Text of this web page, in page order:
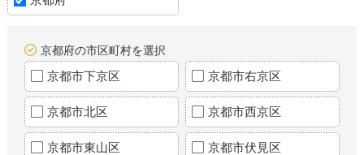
京都府の市区町村を選択
京都市下京区 京都市右京区
京都市北区 京都市西京区
京都市東山区 京都市伏見区